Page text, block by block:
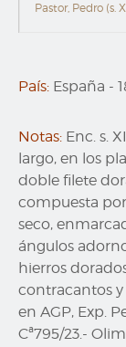
Pastor, Pedro (s.
País: España -
Notas: Enc. s.
largo, en los
doble filete
compuesta
seco,
ángulos
hierros
contracantos y
en AGP, Exp.
Cª795/23.-